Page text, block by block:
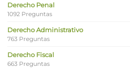
Derecho Penal
1092 Preguntas
Derecho Administrativo
763 Preguntas
Derecho Fiscal
663 Preguntas